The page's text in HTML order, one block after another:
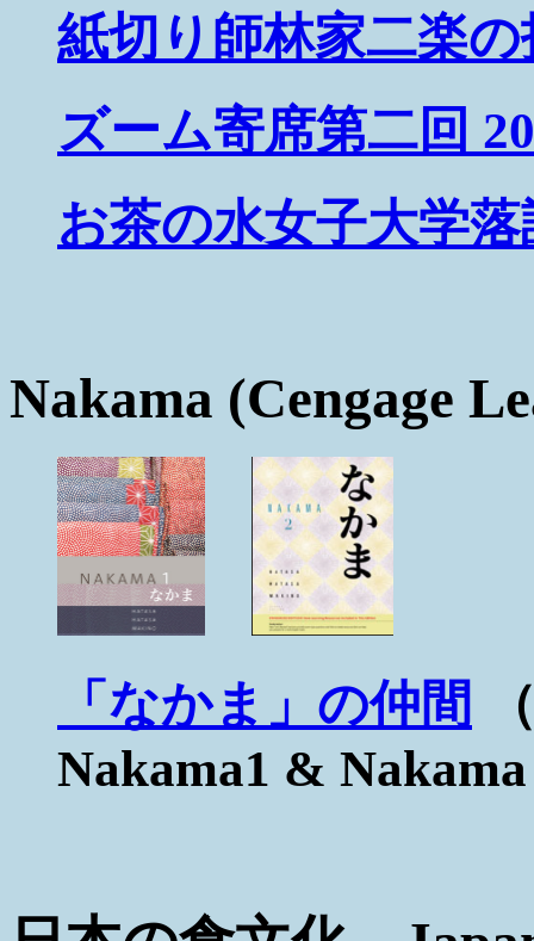
紙切り師林家二楽の
ズーム寄席第二回
お茶の水女子大学落
Nakama (Cengage
「なかま」の仲間
Nakama1 &